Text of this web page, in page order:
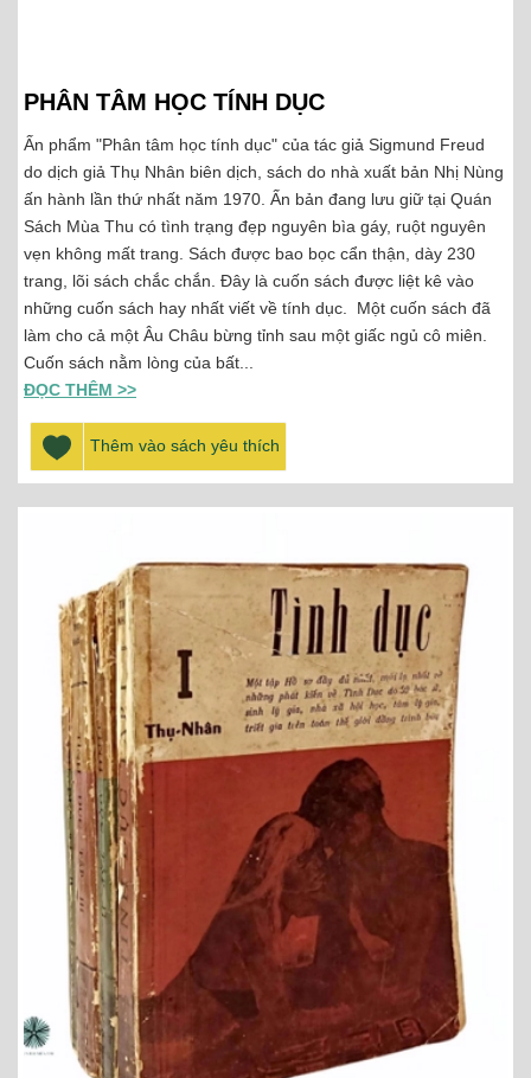
PHÂN TÂM HỌC TÍNH DỤC
Ấn phẩm "Phân tâm học tính dục" của tác giả Sigmund Freud
do dịch giả Thụ Nhân biên dịch, sách do nhà xuất bản Nhị Nùng
ấn hành lần thứ nhất năm 1970. Ấn bản đang lưu giữ tại Quán
Sách Mùa Thu có tình trạng đẹp nguyên bìa gáy, ruột nguyên
vẹn không mất trang. Sách được bao bọc cẩn thận, dày 230
trang, lõi sách chắc chắn. Đây là cuốn sách được liệt kê vào
những cuốn sách hay nhất viết về tính dục. Một cuốn sách đã
làm cho cả một Âu Châu bừng tỉnh sau một giấc ngủ cô miên.
Cuốn sách nằm lòng của bất...
ĐỌC THÊM >>
Thêm vào sách yêu thích